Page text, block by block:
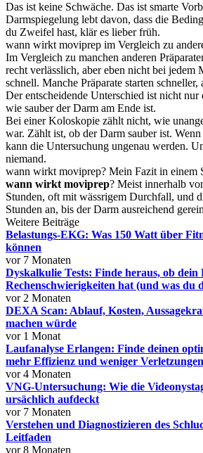
Das ist keine Schwäche. Das ist smarte
Darmspiegelung lebt davon, dass die
du Zweifel hast, klär es lieber früh.
wann wirkt moviprep im Vergleich zu
Im Vergleich zu manchen anderen
recht verlässlich, aber eben nicht bei jedem
schnell. Manche Präparate starten schneller,
Der entscheidende Unterschied ist nicht nur
wie sauber der Darm am Ende ist.
Bei einer Koloskopie zählt nicht, wie
war. Zählt ist, ob der Darm sauber ist.
kann die Untersuchung ungenau werden.
niemand.
wann wirkt moviprep? Mein Fazit in einem
wann wirkt moviprep? Meist innerhalb
Stunden, oft mit wässrigem Durchfall, und
Stunden an, bis der Darm ausreichend
Weitere Beiträge
Belastungs-EKG: Was 150 Watt über
können
vor 7 Monaten
Dyskalkulie Tests: Finde heraus, ob dein
Rechenschwierigkeiten hat (und was du
vor 2 Monaten
DEXA Scan: Ablauf, Kosten,
machen würde
vor 1 Monat
Laufanalyse Erlangen: Finde deinen
mehr Effizienz und weniger Verletzungen
vor 4 Monaten
VNG-Untersuchung: Wie die
ursächlich aufdeckt
vor 7 Monaten
Verstehen und Diagnostizieren des
Leitfaden
vor 8 Monaten